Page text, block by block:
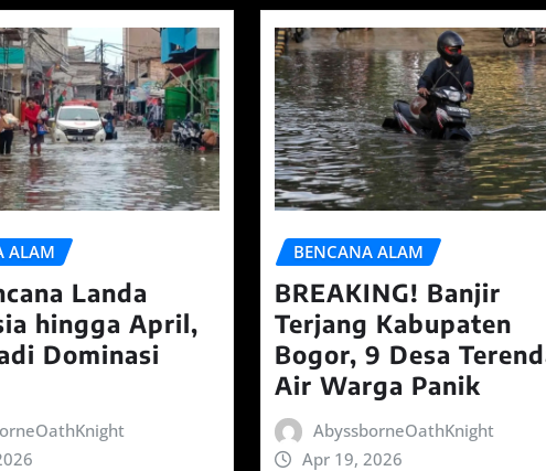
ALAM
Landa
hingga April,
Dominasi
BENCANA ALAM
BREAKING! Banjir
Terjang Kabupaten
Bogor, 9 Desa
Air Warga Panik
AbyssborneOathKnight
Apr 19, 2026